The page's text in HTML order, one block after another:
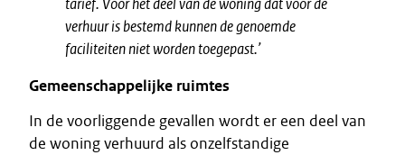
tarief. Voor het deel van de woning dat voor de
verhuur is bestemd kunnen de genoemde
faciliteiten niet worden toegepast.’
Gemeenschappelijke ruimtes
In de voorliggende gevallen wordt er een deel van
de woning verhuurd als onzelfstandige